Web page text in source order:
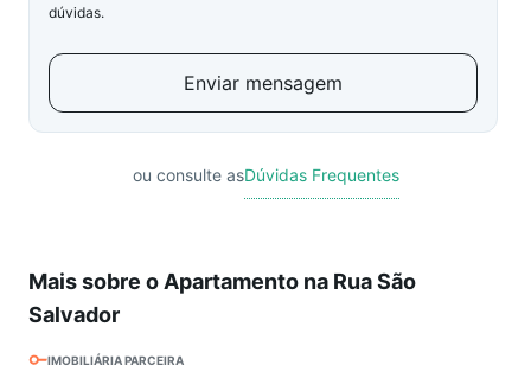
dúvidas.
Enviar mensagem
ou consulte asDúvidas Frequentes
Mais sobre o Apartamento na Rua São
Salvador
IMOBILIÁRIA PARCEIRA